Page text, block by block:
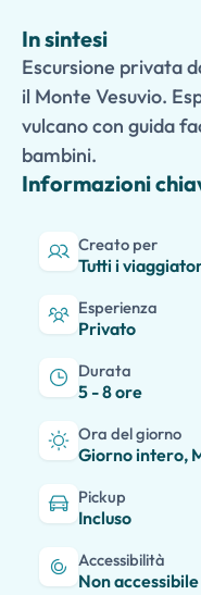
In sintesi
Escursione privata
il Monte Vesuvio.
vulcano con guida
bambini.
Informazioni
Creato per
Tutti i
Esperienza
Privato
Durata
5 - 8 ore
Ora del giorno
Giorno intero,
Pickup
Incluso
Accessibilità
Non accessibile